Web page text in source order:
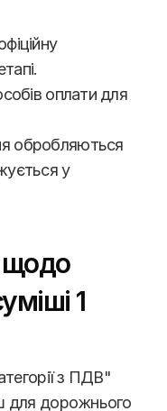
оплати для
обробляються
у
щодо
1
з ПДВ"
для дорожнього